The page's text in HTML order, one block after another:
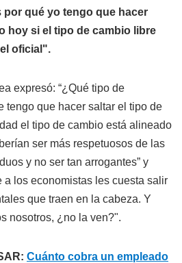
por qué yo tengo que hacer
hoy si el tipo de cambio libre
oficial".
expresó: “¿Qué tipo de
tengo que hacer saltar el tipo de
el tipo de cambio está alineado
ser más respetuosos de las
y no ser tan arrogantes” y
a los economistas les cuesta salir
que traen en la cabeza. Y
nosotros, ¿no la ven?".
Cuánto cobra un empleado